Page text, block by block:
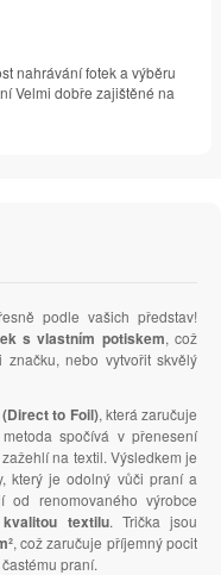
nahrávání fotek a výběru
Velmi dobře zajištěné na
podle vašich představ!
s vlastním potiskem, což
nebo vytvořit skvělý
(Direct to Foil), která zaručuje
spočívá v přenesení
na textil. Výsledkem je
který je odolný vůči praní a
od renomovaného výrobce
textilu. Trička jsou
, což zaručuje příjemný pocit
praní.